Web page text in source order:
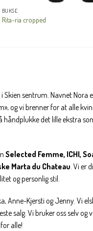
BUKSE
Rita-ria cropped
Skien sentrum. Navnet Nora
og vi brenner for at alle
håndplukke det lille ekstra
Selected Femme, ICHI,
Marta du Chateau . Vi er
og personlig stil.
Anne-Kjersti og Jenny. Vi
salg. Vi bruker oss selv og
alle!